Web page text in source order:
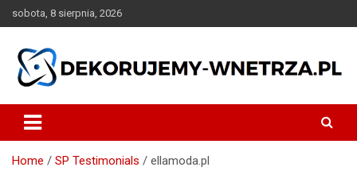
to
sobota, 8 sierpnia, 2026
dekorujemy-wnetrza.pl
Home SP Testimonials ellamoda.pl